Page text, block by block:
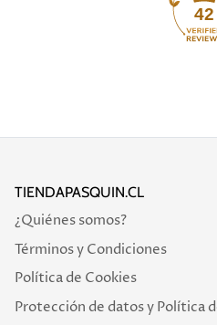
42
TIENDAPASQUIN.CL
¿Quiénes somos?
Términos y Condiciones
Política de Cookies
Protección de datos y Política